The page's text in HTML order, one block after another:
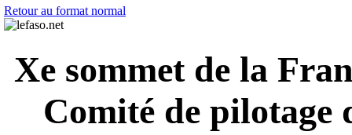
Retour au format normal
Xe sommet de la
Comité de pilotage